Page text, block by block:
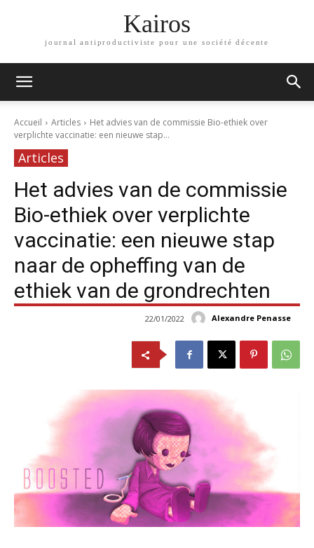
Kairos
journal antiproductiviste pour une société décente
Accueil Articles
Het advies van de commissie Bio-ethiek over
verplichte vaccinatie: een nieuwe stap...
Articles
Het advies van de commissie
Bio-ethiek over verplichte
vaccinatie: een nieuwe stap
naar de opheffing van de
ethiek van de grondrechten
Alexandre Penasse
22/01/2022